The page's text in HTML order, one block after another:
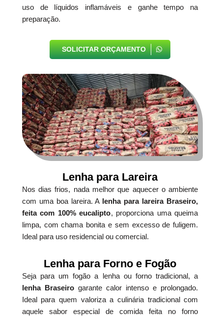
uso de líquidos inflamáveis e ganhe tempo na
preparação.
SOLICITAR ORÇAMENTO
Lenha para Lareira
Nos dias frios, nada melhor que aquecer o ambiente
com uma boa lareira. A lenha para lareira Braseiro,
feita com 100% eucalipto, proporciona uma queima
limpa, com chama bonita e sem excesso de fuligem.
Ideal para uso residencial ou comercial.
Lenha para Forno e Fogão
Seja para um fogão a lenha ou forno tradicional, a
lenha Braseirogarante calor intenso e prolongado.
Ideal para quem valoriza a culinária tradicional com
aquele sabor especial de comida feita no forno